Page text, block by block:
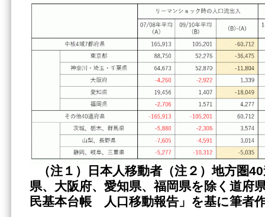
（注１）日本人移動者（注２）地方圏
県、大阪府、愛知県、福岡県を除く道府
民基本台帳 人口移動報告」を基に筆者